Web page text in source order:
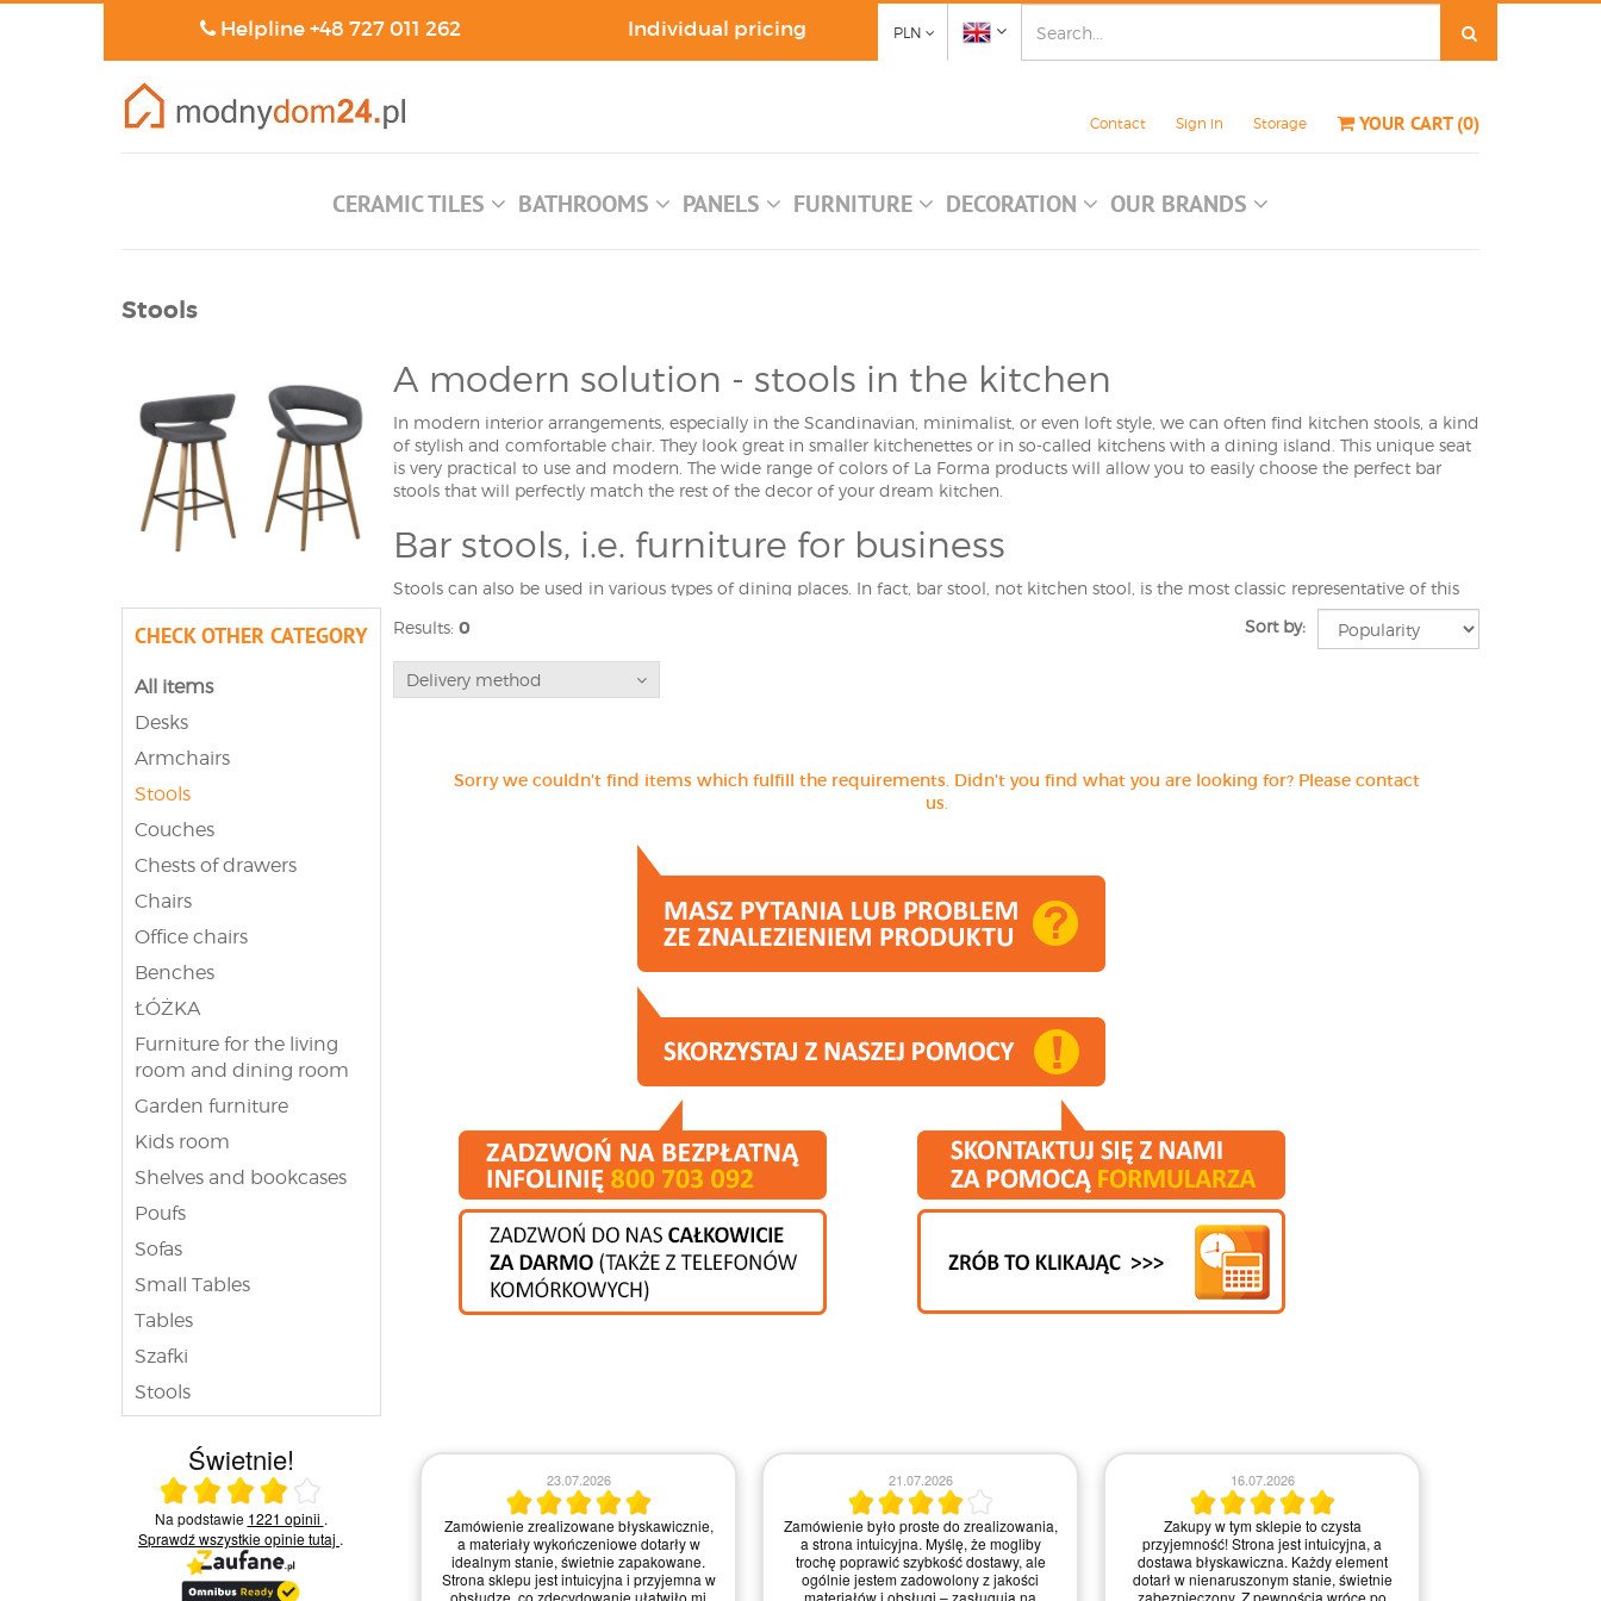
Helpline+48 727 011 262 Individual pricing PLN
Contact Sign in Storage YOUR CART(0)
CERAMIC TILES BATHROOMS PANELS FURNITURE DECORATION OUR BRANDS
Stools
A modern solution - stools in the kitchen
In modern interior arrangements, especially in the Scandinavian, minimalist, or even loft style, we can often find kitchen stools, a kind
of stylish and comfortable chair. They look great in smaller kitchenettes or in so-called kitchens with a dining island. This unique seat
is very practical to use and modern. The wide range of colors of La Forma products will allow you to easily choose the perfect bar
stools that will perfectly match the rest of the decor of your dream kitchen.
Bar stools, i.e. furniture for business
Stools can also be used in various types of dining places. In fact, bar stool, not kitchen stool, is the most classic representative of this
type of chair. In fashionable bars, family restaurants, or climatic cafes, we find swivel chairs or four-legged ones, with or without a
backrest.
If you are interested in products in our catalog, please contact us by phone or e-mail. Our consultants are pleased to provide you with
additional information about the offered interior design elements.
CHECK OTHER CATEGORY
All items
Desks
Armchairs
Stools
Couches
Chests of drawers
Chairs
Office chairs
Benches
ŁÓŻKA
Furniture for the living
room and dining room
Garden furniture
Kids room
Shelves and bookcases
Poufs
Sofas
Small Tables
Tables
Szafki
Stools
Results: 0 Sort by:
Delivery method
Sorry we couldn't find items which fulfill the requirements. Didn't you find what you are looking for? Please contact
us.
Świetnie!
Ocena średnia 4 na 5
Na podstawie 1221 opinii .
Sprawdź wszystkie opinietutaj .
25.07.2026
Kiedy zdecydowałem się na zakupy w tym
sklepie, nie mogłem być bardziej
zadowolony. Strona była intuicyjna, a
zamówienie dotarło błyskawicznie i
świetnie zapakowane. Widać, że dbają o
23.07.2026
Zamówienie zrealizowane błyskawicznie,
a materiały wykończeniowe dotarły w
idealnym stanie, świetnie zapakowane.
Strona sklepu jest intuicyjna i przyjemna w
obsłudze, co zdecydowanie ułatwiło mi
21.07.2026
Zamówienie było proste do zrealizowania,
a strona intuicyjna. Myślę, że mogliby
trochę poprawić szybkość dostawy, ale
ogólnie jestem zadowolony z jakości
materiałów i obsługi – zasługują na
16.07.2026
Zakupy w tym sklepie to czysta
przyjemność! Strona jest intuicyjna, a
dostawa błyskawiczna. Każdy element
dotarł w nienaruszonym stanie, świetnie
zabezpieczony. Z pewnością wrócę po